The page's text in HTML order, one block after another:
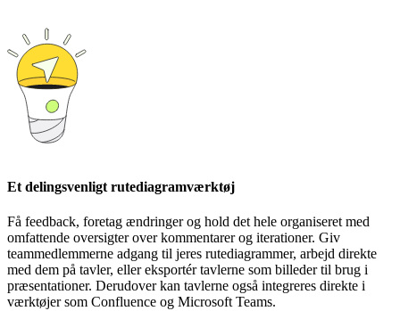
Et delingsvenligt rutediagramværktøj
Få feedback, foretag ændringer og hold det hele organiseret med
omfattende oversigter over kommentarer og iterationer. Giv
teammedlemmerne adgang til jeres rutediagrammer, arbejd direkte
med dem på tavler, eller eksportér tavlerne som billeder til brug i
præsentationer. Derudover kan tavlerne også integreres direkte i
værktøjer som Confluence og Microsoft Teams.